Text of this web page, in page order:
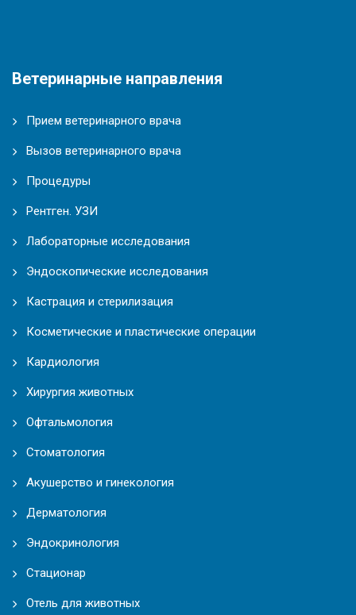
Ветеринарные направления
Прием ветеринарного врача
Вызов ветеринарного врача
Процедуры
Рентген. УЗИ
Лабораторные исследования
Эндоскопические исследования
Кастрация и стерилизация
Косметические и пластические операции
Кардиология
Хирургия животных
Офтальмология
Стоматология
Акушерство и гинекология
Дерматология
Эндокринология
Стационар
Отель для животных